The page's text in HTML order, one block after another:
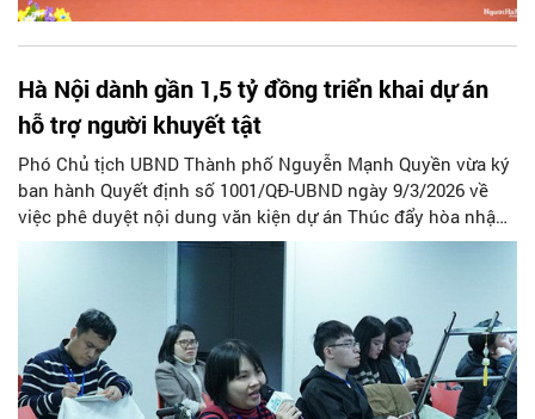
Hà Nội dành gần 1,5 tỷ đồng triển khai dự án
hỗ trợ người khuyết tật
Phó Chủ tịch UBND Thành phố Nguyễn Mạnh Quyền vừa ký
ban hành Quyết định số 1001/QĐ-UBND ngày 9/3/2026 về
việc phê duyệt nội dung văn kiện dự án Thúc đẩy hòa nhập
người khuyết tật trong quản trị tài nguyên nước và thích ứng
với biến đổi khí hậu...